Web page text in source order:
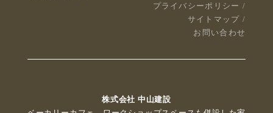
プライバシーポリシー /
サイトマップ /
お問い合わせ
株式会社 中山建設